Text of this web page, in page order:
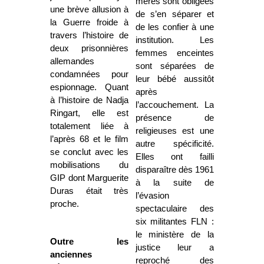
une brève allusion à
la Guerre froide à
travers l’histoire de
deux prisonnières
allemandes
condamnées pour
espionnage. Quant
à l’histoire de Nadja
Ringart, elle est
totalement liée à
l’après 68 et le film
se conclut avec les
mobilisations du
GIP dont Marguerite
Duras était très
proche.
Outre les
anciennes
de s’en séparer et
de les confier à une
institution. Les
femmes enceintes
sont séparées de
leur bébé aussitôt
après
l’accouchement. La
présence de
religieuses est une
autre spécificité.
Elles ont failli
disparaître dès 1961
à la suite de
l’évasion
spectaculaire des
six militantes FLN :
le ministère de la
justice leur a
reproché des